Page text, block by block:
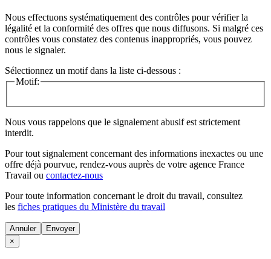
Nous effectuons systématiquement des contrôles pour vérifier la
légalité et la conformité des offres que nous diffusons. Si malgré ces
contrôles vous constatez des contenus inappropriés, vous pouvez
nous le signaler.
Sélectionnez un motif dans la liste ci-dessous :
Motif:
Nous vous rappelons que le signalement abusif est strictement
interdit.
Pour tout signalement concernant des informations inexactes ou une
offre déjà pourvue, rendez-vous auprès de votre agence France
Travail ou contactez-nous
Pour toute information concernant le droit du travail, consultez
les fiches pratiques du Ministère du travail
Annuler
×